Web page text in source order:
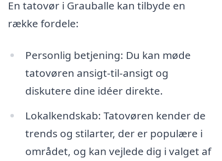
En tatovør i Grauballe kan tilbyde en
række fordele:
Personlig betjening: Du kan møde
tatovøren ansigt-til-ansigt og
diskutere dine idéer direkte.
Lokalkendskab: Tatovøren kender de
trends og stilarter, der er populære i
området, og kan vejlede dig i valget af